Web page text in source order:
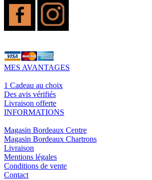
MES AVANTAGES
1 Cadeau au choix
Des avis vérifiés
Livraison offerte
INFORMATIONS
Magasin Bordeaux Centre
Magasin Bordeaux Chartrons
Livraison
Mentions légales
Conditions de vente
Contact